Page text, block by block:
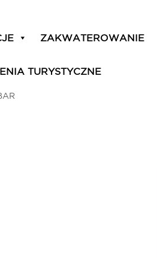
ZAKWATEROWANIE
TURYSTYCZNE